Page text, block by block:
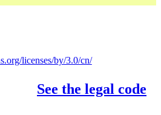
licenses/by/3.0/cn/
See the legal code